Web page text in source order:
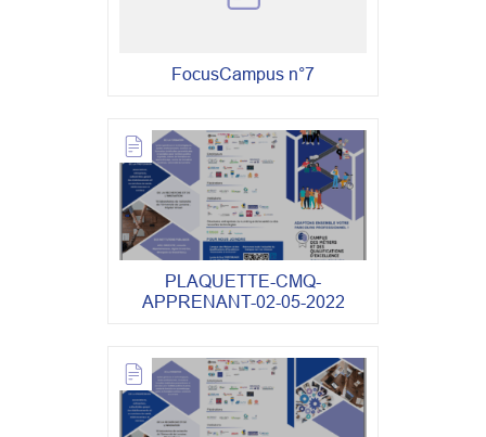
FocusCampus n°7
PLAQUETTE-CMQ-
APPRENANT-02-05-2022